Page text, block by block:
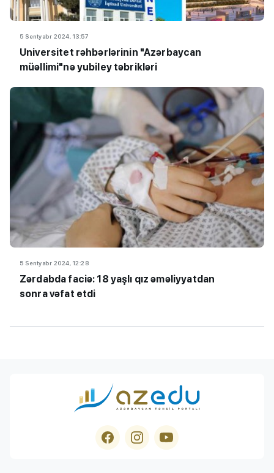
5 Sentyabr 2024, 13:57
Universitet rəhbərlərinin "Azərbaycan
müəllimi"nə yubiley təbrikləri
5 Sentyabr 2024, 12:28
Zərdabda faciə: 18 yaşlı qız əməliyyatdan
sonra vəfat etdi